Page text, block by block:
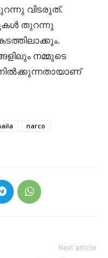
വിടരുത്.
തുറന്നു
നമ്മുടെ
narco
Next article